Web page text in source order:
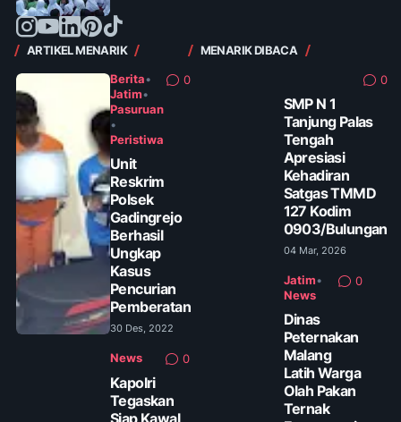
ARTIKEL MENARIK
Berita•
Jatim•
Pasuruan
•
Peristiwa
0
Unit
Reskrim
Polsek
Gadingrejo
Berhasil
Ungkap
Kasus
Pencurian
Pemberatan
30 Des, 2022
News 0
Kapolri
Tegaskan
MENARIK DIBACA
0
SMP N 1
Tanjung Palas
Tengah
Apresiasi
Kehadiran
Satgas TMMD
127 Kodim
0903/Bulungan
04 Mar, 2026
Jatim•
News
0
Dinas
Peternakan
Malang
Latih Warga
Olah Pakan
Ternak